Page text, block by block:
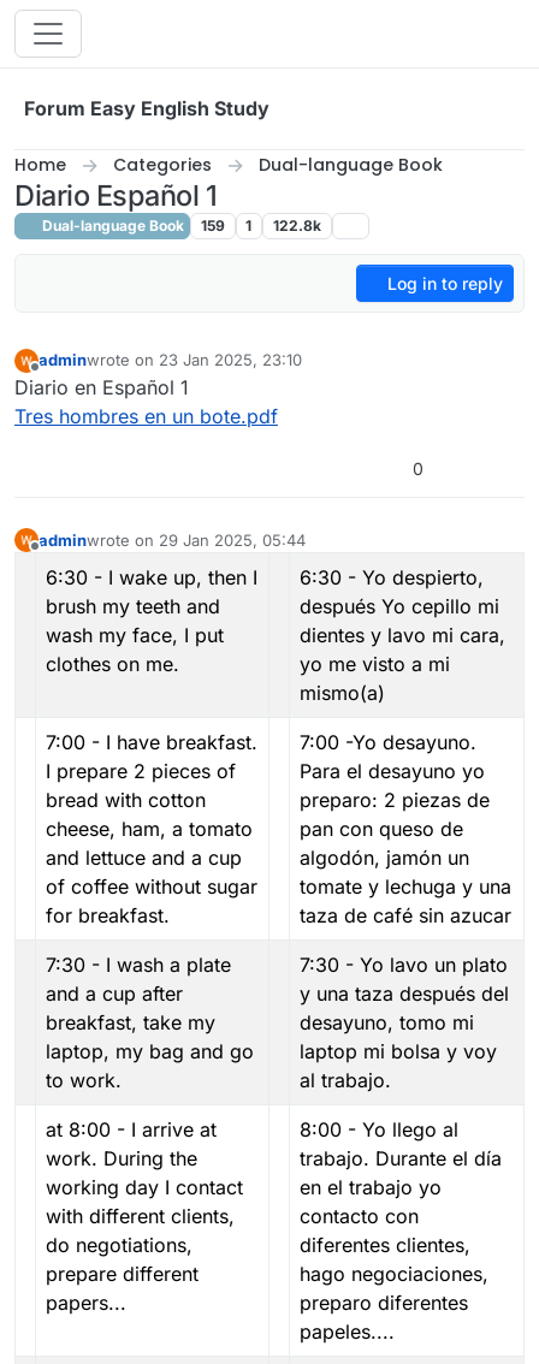
Skip to content
Forum Easy English Study
Home Categories Dual-language Book
Diario Español 1
Dual-language Book 159 1 122.8k
Log in to reply
Offline
adminwrote on 23 Jan 2025, 23:10
last edited by admin4 Apr 2025, 16:05
Diario en Español 1
Tres hombres en un bote.pdf
0
adminwrote on 29 Jan 2025, 05:44
last edited by admin
6:30 - I wake up, then I
brush my teeth and
wash my face, I put
clothes on me.
6:30 - Yo despierto,
después Yo cepillo mi
dientes y lavo mi cara,
yo me visto a mi
mismo(a)
7:00 - I have breakfast.
I prepare 2 pieces of
bread with cotton
cheese, ham, a tomato
and lettuce and a cup
of coffee without sugar
for breakfast.
7:00 -Yo desayuno.
Para el desayuno yo
preparo: 2 piezas de
pan con queso de
algodón, jamón un
tomate y lechuga y una
taza de café sin azucar
7:30 - I wash a plate
and a cup after
breakfast, take my
laptop, my bag and go
to work.
7:30 - Yo lavo un plato
y una taza después del
desayuno, tomo mi
laptop mi bolsa y voy
al trabajo.
at 8:00 - I arrive at
work. During the
working day I contact
with different clients,
do negotiations,
prepare different
papers...
8:00 - Yo llego al
trabajo. Durante el día
en el trabajo yo
contacto con
diferentes clientes,
hago negociaciones,
preparo diferentes
papeles....